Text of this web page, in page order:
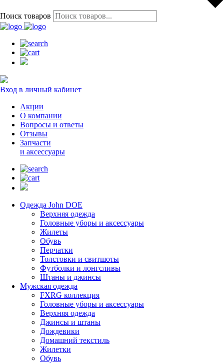
Поиск товаров
Вход в личный кабинет
Акции
О компании
Вопросы и ответы
Отзывы
Запчасти
и аксессуары
Одежда John DOE
Верхняя одежда
Головные уборы и аксессуары
Жилеты
Обувь
Перчатки
Толстовки и свитшоты
Футболки и лонгсливы
Штаны и джинсы
Мужская одежда
FXRG коллекция
Головные уборы и аксессуары
Верхняя одежда
Джинсы и штаны
Дождевики
Домашний текстиль
Жилетки
Обувь